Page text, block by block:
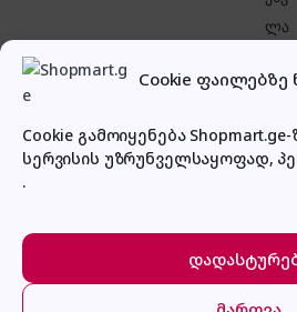
Cookie ფაილებზე
Cookie გამოიყენება
სერვისის უზრუნველსაყოფად,
.